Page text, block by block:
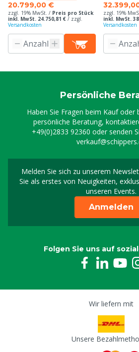
20.799,00 €
zzgl. 19% MwSt. / Preis pro Stück
inkl. MwSt. 24.750,81 € / zzgl.
Versandkosten
zzgl. 19%
inkl. MwSt.
Versandkosten
Persönliche
Haben Sie Fragen beim Kauf oder
persönliche Beratung,
+49(0)2833 92360 oder senden
Melden Sie sich zu unserem
Sie als erstes von Neuigkeiten,
unseren Events.
Anmelden
Folgen Sie uns auf
Wir liefern mit
Unsere